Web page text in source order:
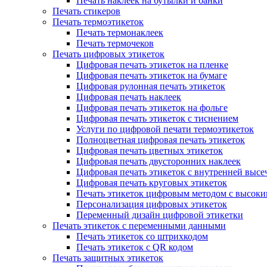
Печать стикеров
Печать термоэтикеток
Печать термонаклеек
Печать термочеков
Печать цифровых этикеток
Цифровая печать этикеток на пленке
Цифровая печать этикеток на бумаге
Цифровая рулонная печать этикеток
Цифровая печать наклеек
Цифровая печать этикеток на фольге
Цифровая печать этикеток с тиснением
Услуги по цифровой печати термоэтикеток
Полноцветная цифровая печать этикеток
Цифровая печать цветных этикеток
Цифровая печать двусторонних наклеек
Цифровая печать этикеток с внутренней
Цифровая печать круговых этикеток
Печать этикеток цифровым методом с
Персонализация цифровых этикеток
Переменный дизайн цифровой этикетки
Печать этикеток с переменными данными
Печать этикеток со штрихкодом
Печать этикеток с QR кодом
Печать защитных этикеток